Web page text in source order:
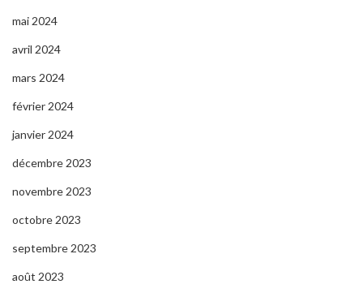
mai 2024
avril 2024
mars 2024
février 2024
janvier 2024
décembre 2023
novembre 2023
octobre 2023
septembre 2023
août 2023